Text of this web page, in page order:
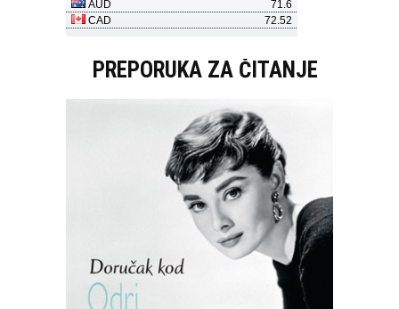
PREPORUKA ZA ČITANJE